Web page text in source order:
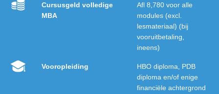
Cursusgeld volledige
MBA
Afl 8,780 voor alle
modules (excl.
lesmateriaal) (bij
vooruitbetaling,
ineens)
Vooropleiding
HBO diploma, PDB
diploma en/of enige
financiële achtergrond